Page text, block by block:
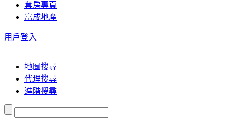
套房專頁
富成地產
用戶登入
地圖搜尋
代理搜尋
進階搜尋